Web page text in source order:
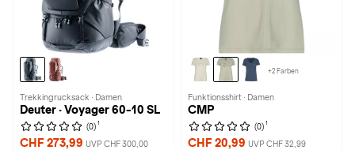
Trekkingrucksack · Damen
Deuter · Voyager 60-10 SL
(0) 1
CHF 273,99 UVP CHF 300,00
+2 Farben
Funktionsshirt · Damen
CMP
(0) 1
CHF 20,99 UVP CHF 32,99